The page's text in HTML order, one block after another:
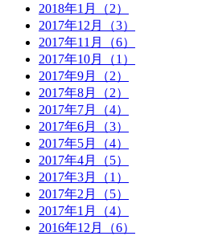
2018年1月（2）
2017年12月（3）
2017年11月（6）
2017年10月（1）
2017年9月（2）
2017年8月（2）
2017年7月（4）
2017年6月（3）
2017年5月（4）
2017年4月（5）
2017年3月（1）
2017年2月（5）
2017年1月（4）
2016年12月（6）